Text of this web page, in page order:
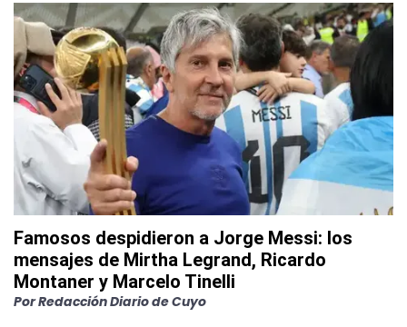
Famosos despidieron a Jorge Messi: los
mensajes de Mirtha Legrand, Ricardo
Montaner y Marcelo Tinelli
PorRedacción Diario de Cuyo